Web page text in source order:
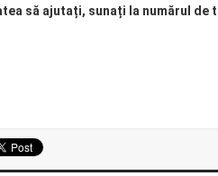
să ajutați, sunați la numărul de